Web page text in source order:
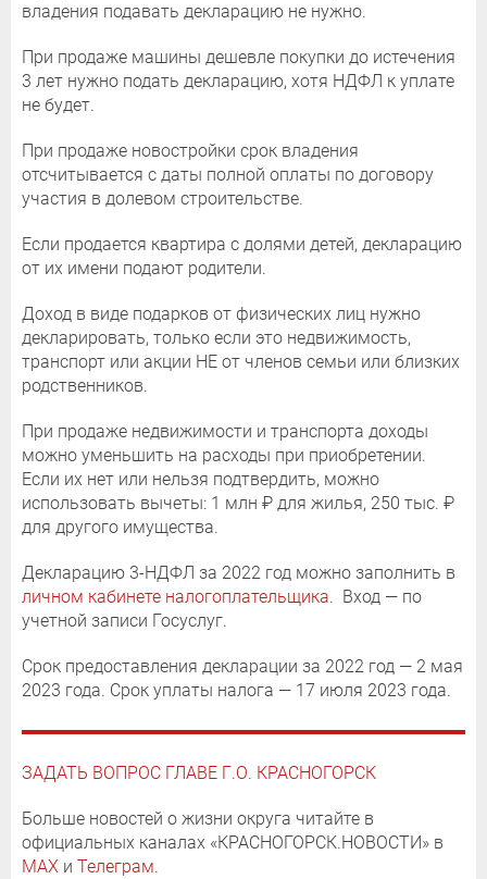
владения подавать декларацию не нужно.
При продаже машины дешевле покупки до истечения
3 лет нужно подать декларацию, хотя НДФЛ к уплате
не будет.
При продаже новостройки срок владения
отсчитывается с даты полной оплаты по договору
участия в долевом строительстве.
Если продается квартира с долями детей, декларацию
от их имени подают родители.
Доход в виде подарков от физических лиц нужно
декларировать, только если это недвижимость,
транспорт или акции НЕ от членов семьи или близких
родственников.
При продаже недвижимости и транспорта доходы
можно уменьшить на расходы при приобретении.
Если их нет или нельзя подтвердить, можно
использовать вычеты: 1 млн ₽ для жилья, 250 тыс. ₽
для другого имущества.
Декларацию 3-НДФЛ за 2022 год можно заполнить в
личном кабинете налогоплательщика. Вход — по
учетной записи Госуслуг.
Срок предоставления декларации за 2022 год — 2 мая
2023 года. Срок уплаты налога — 17 июля 2023 года.
ЗАДАТЬ ВОПРОС ГЛАВЕ Г.О. КРАСНОГОРСК
Больше новостей о жизни округа читайте в
официальных каналах «КРАСНОГОРСК.НОВОСТИ» в
MAX и Телеграм.